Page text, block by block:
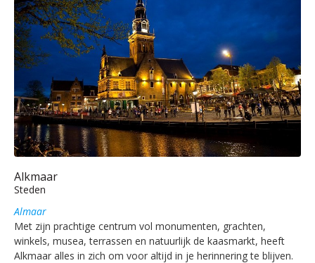
Alkmaar
Steden
Almaar
Met zijn prachtige centrum vol monumenten, grachten,
winkels, musea, terrassen en natuurlijk de kaasmarkt, heeft
Alkmaar alles in zich om voor altijd in je herinnering te blijven.